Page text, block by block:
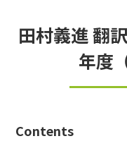
田村義進 翻
年度
Contents